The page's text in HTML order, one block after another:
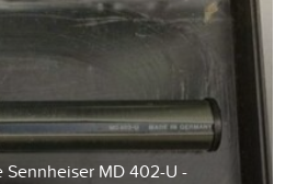
MD 402-U -